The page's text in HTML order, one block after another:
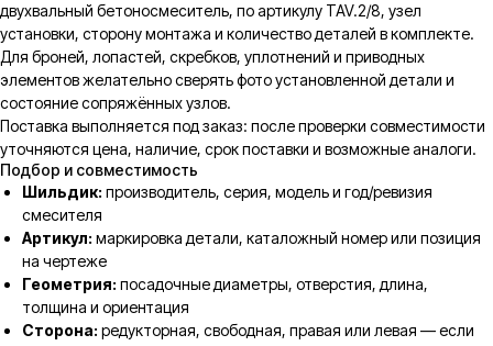
двухвальный бетоносмеситель, по артикулу TAV.2/8, узел
установки, сторону монтажа и количество деталей в комплекте.
Для броней, лопастей, скребков, уплотнений и приводных
элементов желательно сверять фото установленной детали и
состояние сопряжённых узлов.
Поставка выполняется под заказ: после проверки совместимости
уточняются цена, наличие, срок поставки и возможные аналоги.
Подбор и совместимость
Шильдик: производитель, серия, модель и год/ревизия
смесителя
Артикул: маркировка детали, каталожный номер или позиция
на чертеже
Геометрия: посадочные диаметры, отверстия, длина,
толщина и ориентация
Сторона: редукторная, свободная, правая или левая — если